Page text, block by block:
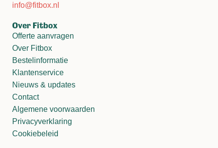
info@fitbox.nl
Over Fitbox
Offerte aanvragen
Over Fitbox
Bestelinformatie
Klantenservice
Nieuws & updates
Contact
Algemene voorwaarden
Privacyverklaring
Cookiebeleid